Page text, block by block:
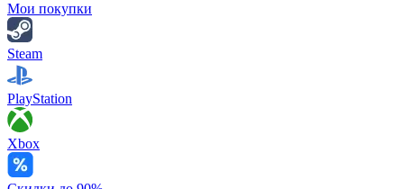
Мои покупки
Steam
PlayStation
Xbox